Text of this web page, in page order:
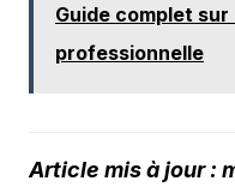
Guide complet
professionnelle
Article mis à jour :